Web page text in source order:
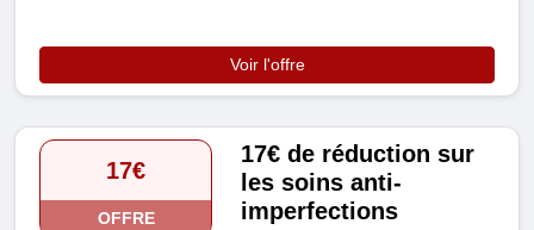
Voir l'offre
17€
OFFRE
17€ de réduction sur
les soins anti-
imperfections